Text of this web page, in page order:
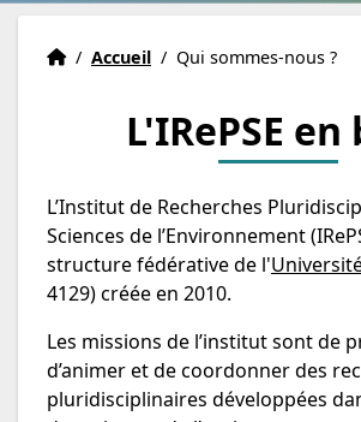
Accueil
Accueil
/ Accueil / Qui sommes-nous ?
L'IRePSE
L’Institut de Recherches
Sciences de l’Environnement
structure fédérative de l'
4129) créée en 2010.
Les missions de l’institut sont de
d’animer et de coordonner des
pluridisciplinaires développées